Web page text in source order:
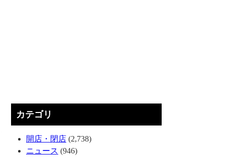
カテゴリ
開店・閉店 (2,738)
ニュース (946)